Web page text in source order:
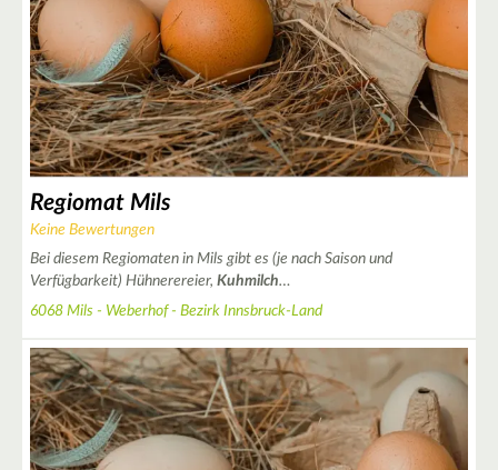
Regiomat Mils
Keine Bewertungen
Bei diesem Regiomaten in Mils gibt es (je nach Saison und
Verfügbarkeit) Hühnerereier, Kuhmilch…
6068 Mils - Weberhof - Bezirk Innsbruck-Land
2
5
8
4
4
3
3